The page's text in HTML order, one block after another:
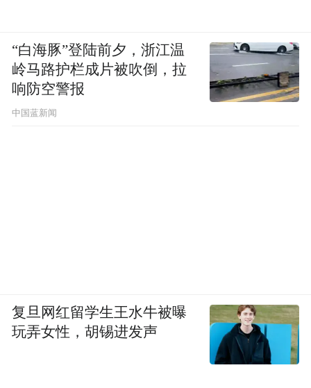
“白海豚”登陆前夕，浙江温
岭马路护栏成片被吹倒，拉
响防空警报
中国蓝新闻
复旦网红留学生王水牛被曝
玩弄女性，胡锡进发声